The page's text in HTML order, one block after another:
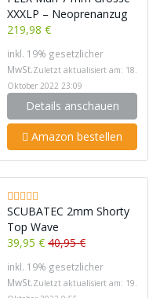
XXXLP – Neoprenanzug
219,98 €
inkl. 19% gesetzlicher
MwSt.Zuletzt aktualisiert am: 18.
Oktober 2022 23:09
Details anschauen
Amazon bestellen
SCUBATEC 2mm Shorty
Top Wave
39,95 € 40,95 €
inkl. 19% gesetzlicher
MwSt.Zuletzt aktualisiert am: 19.